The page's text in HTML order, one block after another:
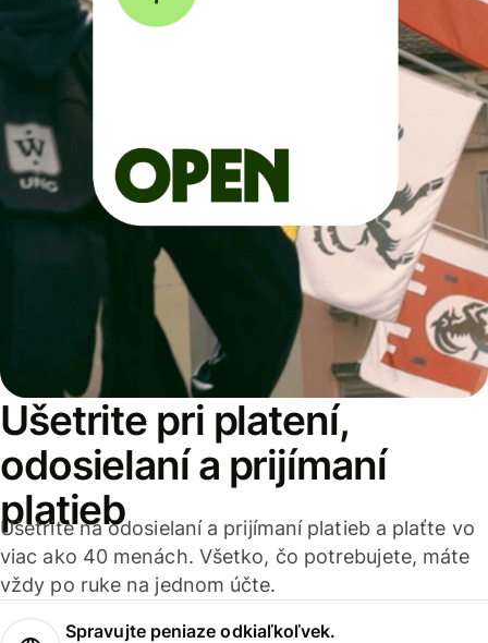
Ušetrite pri platení,
odosielaní a prijímaní
platieb
Ušetrite na odosielaní a prijímaní platieb a plaťte vo
viac ako 40 menách. Všetko, čo potrebujete, máte
vždy po ruke na jednom účte.
Spravujte peniaze odkiaľkoľvek.